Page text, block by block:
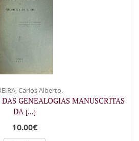
Carlos Alberto.
GENEALOGIAS MANUSCRITAS
DA [...]
10.00€